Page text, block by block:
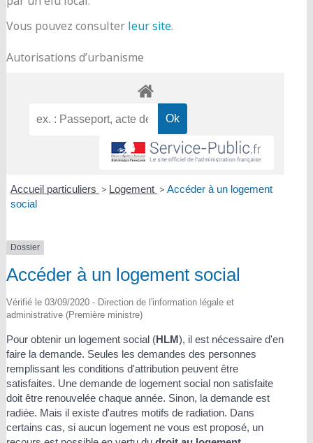
Vous pouvez consulter leur site.
Autorisations d’urbanisme
Accueil particuliers > Logement > Accéder à un logement
social
Dossier
Accéder à un logement social
Vérifié le 03/09/2020 - Direction de l'information légale et
administrative (Première ministre)
Pour obtenir un logement social (HLM), il est nécessaire d'en
faire la demande. Seules les demandes des personnes
remplissant les conditions d'attribution peuvent être
satisfaites. Une demande de logement social non satisfaite
doit être renouvelée chaque année. Sinon, la demande est
radiée. Mais il existe d'autres motifs de radiation. Dans
certains cas, si aucun logement ne vous est proposé, un